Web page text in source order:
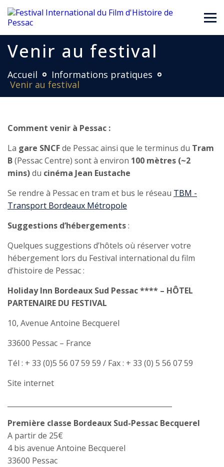
Venir au festival
Accueil
Informations pratiques
Venir au festival
Comment venir à Pessac :
La gare SNCFde Pessac ainsi que le terminus du Tram
B(Pessac Centre) sont à environ 100 mètres (~2
mins)du cinéma Jean Eustache
Se rendre à Pessac en tram et bus le réseau TBM -
Transport Bordeaux Métropole
Suggestions d’hébergements:
Quelques suggestions d’hôtels où réserver votre
hébergement lors du Festival international du film
d’histoire de Pessac :
Holiday Inn Bordeaux Sud Pessac **** – HÔTEL
PARTENAIRE DU FESTIVAL
10, Avenue Antoine Becquerel
33600 Pessac – France
Tél : + 33 (0)5 56 07 59 59 / Fax : + 33 (0) 5 56 07 59
Site internet
Première classe Bordeaux Sud-Pessac Becquerel
A partir de 25€
4 bis avenue Antoine Becquerel
33600 Pessac